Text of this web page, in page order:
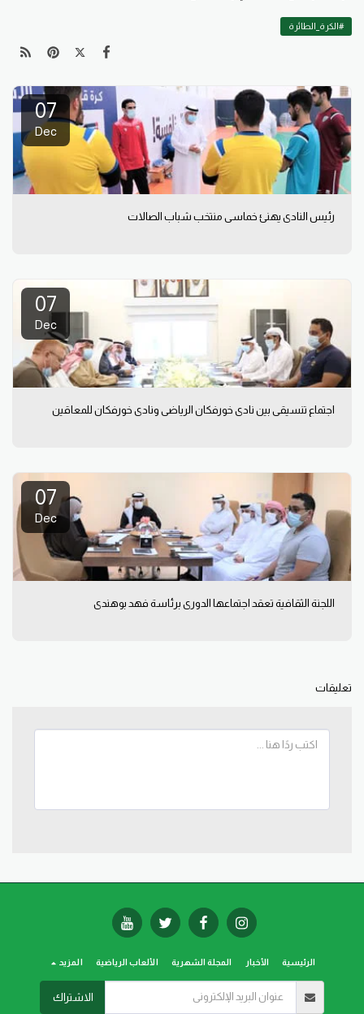
#الكرة_الطائرة
07
Dec
رئيس النادي يهنئ خماسي منتخب شباب الصالات
07
Dec
اجتماع تنسيقي بين نادي خورفكان الرياضي ونادي خورفكان للمعاقين
07
Dec
اللجنة الثقافية تعقد اجتماعها الدوري برئاسة فهد بوهندي
تعليقات
الرئيسية الأخبار المجلة الشهرية الألعاب الرياضية المزيد
الاشتراك